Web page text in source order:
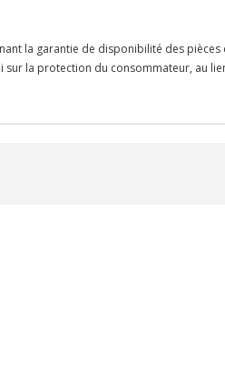
la garantie de disponibilité des
la protection du consommateur, au